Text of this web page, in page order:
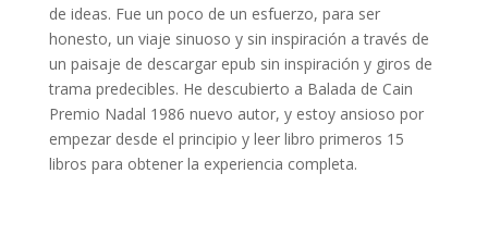
de ideas. Fue un poco de un esfuerzo, para ser
honesto, un viaje sinuoso y sin inspiración a través de
un paisaje de descargar epub sin inspiración y giros de
trama predecibles. He descubierto a Balada de Cain
Premio Nadal 1986 nuevo autor, y estoy ansioso por
empezar desde el principio y leer libro primeros 15
libros para obtener la experiencia completa.